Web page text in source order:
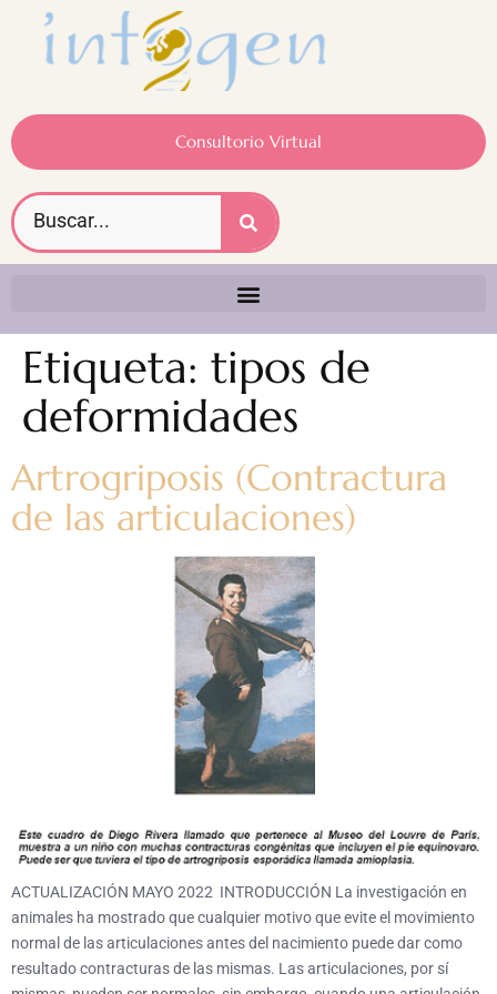
Consultorio Virtual
Etiqueta: tipos de
deformidades
Artrogriposis (Contractura
de las articulaciones)
ACTUALIZACIÓN MAYO 2022 INTRODUCCIÓN La investigación en
animales ha mostrado que cualquier motivo que evite el movimiento
normal de las articulaciones antes del nacimiento puede dar como
resultado contracturas de las mismas. Las articulaciones, por sí